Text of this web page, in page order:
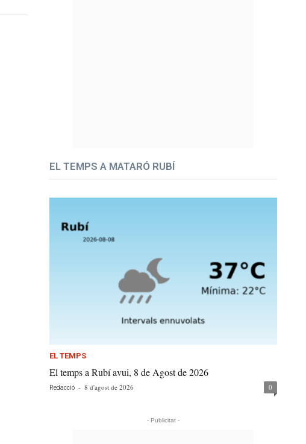
EL TEMPS A MATARÓ RUBÍ
EL TEMPS
El temps a Rubí avui, 8 de Agost de 2026
Redacció - 8 d'agost de 2026 0
- Publicitat -